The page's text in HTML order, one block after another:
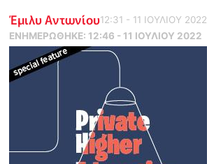
Έμιλυ Αντωνίου12:31 - 11 ΙΟΥΛΙΟΥ 2022
ΕΝΗΜΕΡΏΘΗΚΕ: 12:46 - 11 ΙΟΥΛΙΟΥ 2022